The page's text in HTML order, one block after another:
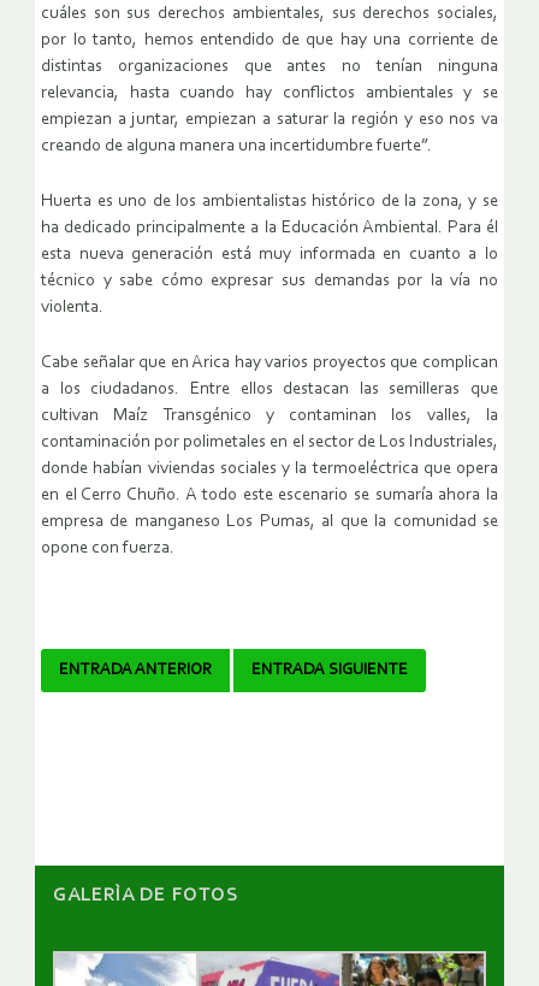
cuáles son sus derechos ambientales, sus derechos sociales,
por lo tanto, hemos entendido de que hay una corriente de
distintas organizaciones que antes no tenían ninguna
relevancia, hasta cuando hay conflictos ambientales y se
empiezan a juntar, empiezan a saturar la región y eso nos va
creando de alguna manera una incertidumbre fuerte”.
Huerta es uno de los ambientalistas histórico de la zona, y se
ha dedicado principalmente a la Educación Ambiental. Para él
esta nueva generación está muy informada en cuanto a lo
técnico y sabe cómo expresar sus demandas por la vía no
violenta.
Cabe señalar que en Arica hay varios proyectos que complican
a los ciudadanos. Entre ellos destacan las semilleras que
cultivan Maíz Transgénico y contaminan los valles, la
contaminación por polimetales en el sector de Los Industriales,
donde habían viviendas sociales y la termoeléctrica que opera
en el Cerro Chuño. A todo este escenario se sumaría ahora la
empresa de manganeso Los Pumas, al que la comunidad se
opone con fuerza.
Navegador
ENTRADA ANTERIOR ENTRADA SIGUIENTE
GALERÌA DE FOTOS